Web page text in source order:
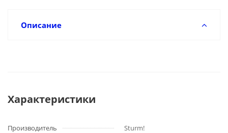
Описание
Характеристики
Производитель
Sturm!